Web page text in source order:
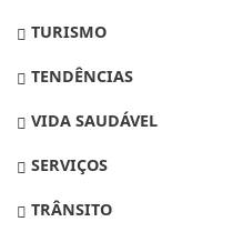
TURISMO
TENDÊNCIAS
VIDA SAUDÁVEL
SERVIÇOS
TRÂNSITO